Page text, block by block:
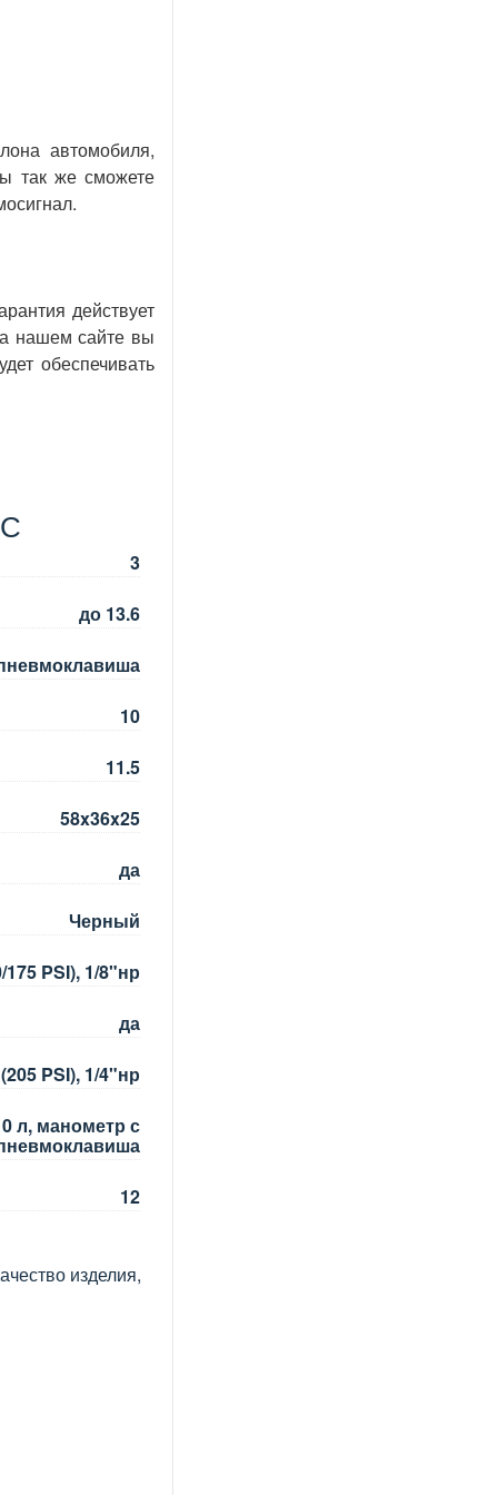
автомобиля,
так же сможете
действует
нашем сайте вы
обеспечивать
3
до 13.6
10
11.5
58x36x25
да
Черный
PSI), 1/8"нр
да
PSI), 1/4"нр
л, манометр с
12
изделия,